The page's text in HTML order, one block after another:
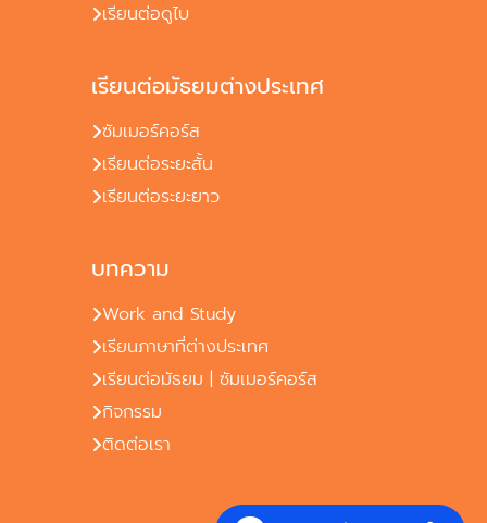
เรียนต่อดูไบ
เรียนต่อมัธยมต่างประเทศ
ซัมเมอร์คอร์ส
เรียนต่อระยะสั้น
เรียนต่อระยะยาว
บทความ
Work and Study
เรียนภาษาที่ต่างประเทศ
เรียนต่อมัธยม | ซัมเมอร์คอร์ส
กิจกรรม
ติดต่อเรา